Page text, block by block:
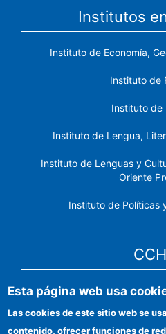
Institutos
Instituto de Economía,
Instituto de
Instituto de
Instituto de Lengua,
Instituto de Lenguas y
Oriente
Instituto de Políticas
Sede
Identidad
Esta página web usa
Las cookies de este sitio web se
contenido, ofrecer funciones de